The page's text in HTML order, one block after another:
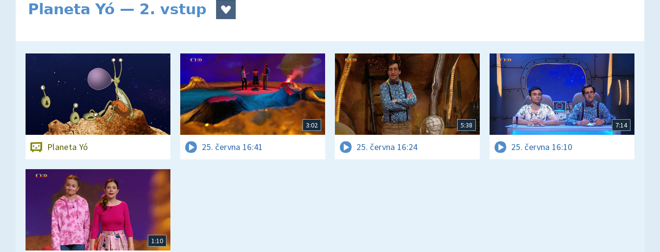
Planeta Yó — 2. vstup
Planeta Yó
3:02
25. června 16:41
5:38
25. června 16:24
7:14
25. června 16:10
1:10